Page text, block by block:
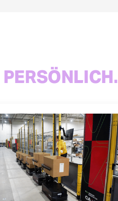
PERSÖNLICH.